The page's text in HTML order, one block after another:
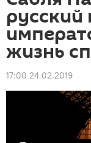
русский
жизнь
17:00 24.02.2019